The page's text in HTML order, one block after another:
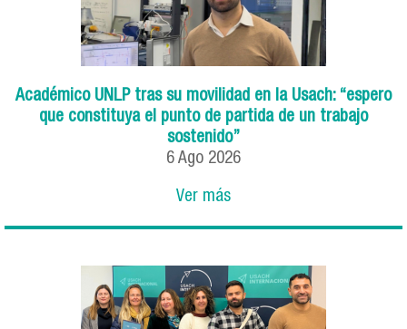
Académico UNLP tras su movilidad en la Usach: “espero
que constituya el punto de partida de un trabajo
sostenido”
6 Ago 2026
Ver más